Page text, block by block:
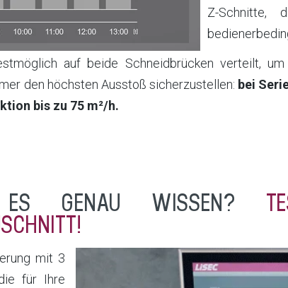
Z-Schnitte,
auf beide Schneidbrücken verteilt,
den höchsten Ausstoß sicherzustellen: bei
bis zu 75 m²/h.
GENAU WISSEN?
mit 3
für Ihre